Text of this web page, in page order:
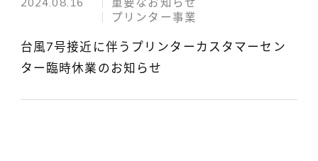
プリンター事業
台風7号接近に伴うプリンターカスタマーセン
ター臨時休業のお知らせ